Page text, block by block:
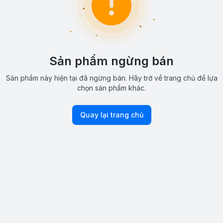
Sản phẩm ngừng bán
Sản phẩm này hiện tại đã ngừng bán. Hãy trở về trang chủ để lựa
chọn sản phẩm khác.
Quay lại trang chủ